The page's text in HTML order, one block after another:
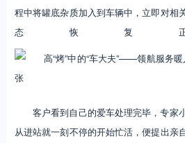
程中将罐底杂质加入到车辆中，立即对相
态恢复
客户看到自己的爱车处理完毕，专家
从进站就一刻不停的开始忙活，便提出亲